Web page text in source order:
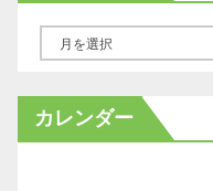
カ
イ
カレンダー